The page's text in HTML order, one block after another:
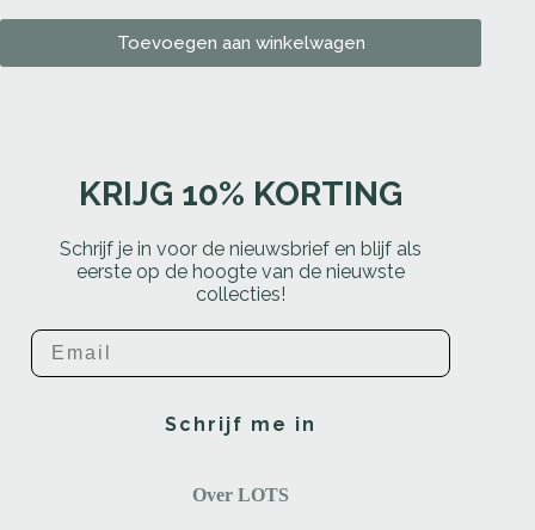
Toevoegen aan winkelwagen
KRIJG 10% KORTING
Schrijf je in voor de nieuwsbrief en blijf als
eerste op de hoogte van de nieuwste
collecties!
Email
Schrijf me in
Over LOTS